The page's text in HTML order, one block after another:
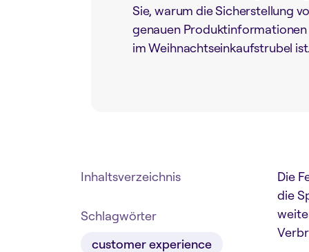
Sie, warum die Sicherstellung
genauen Produktinformationen
im Weihnachtseinkaufstrubel ist.
Inhaltsverzeichnis
Schlagwörter
customer experience
Die
die